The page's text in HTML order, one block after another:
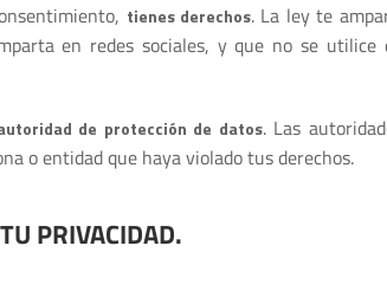
tienes derechos. La ley te
en redes sociales, y que no se utilice
de protección de datos. Las
o entidad que haya violado tus derechos.
PRIVACIDAD.